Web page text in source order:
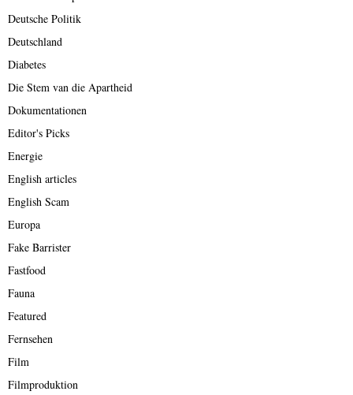
Deutsche Politik
Deutschland
Diabetes
Die Stem van die Apartheid
Dokumentationen
Editor's Picks
Energie
English articles
English Scam
Europa
Fake Barrister
Fastfood
Fauna
Featured
Fernsehen
Film
Filmproduktion